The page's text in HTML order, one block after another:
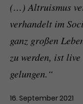
(…) Altruismus
verhandelt im
ganz großen
zu werden, ist
gelungen.“
16. September 2021